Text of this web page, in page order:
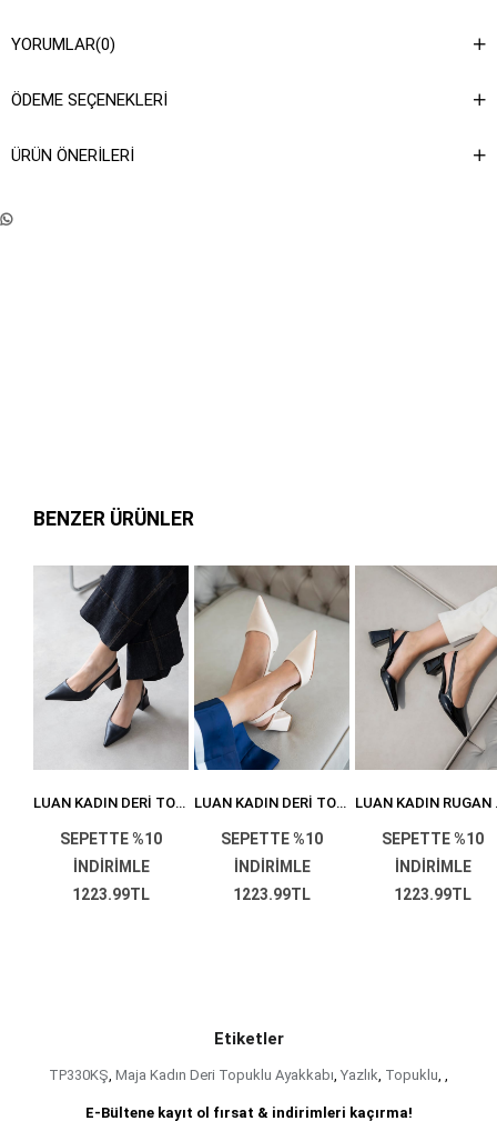
YORUMLAR(0)
ÖDEME SEÇENEKLERI
ÜRÜN ÖNERILERI
BENZER ÜRÜNLER
LUAN KADIN DERI TOPUKLU AYAKKABI SIYAH
SEPETTE %10
İNDİRİMLE
1223.99TL
LUAN KADIN DERI TOPUKLU AYAKKABI BEJ
SEPETTE %10
İNDİRİMLE
1223.99TL
LUAN
SEPETTE %10
İNDİRİMLE
1223.99TL
Etiketler
TP330KŞ, Maja Kadın Deri Topuklu Ayakkabı, Yazlık, Topuklu, ,
E-Bültene kayıt ol fırsat & indirimleri kaçırma!